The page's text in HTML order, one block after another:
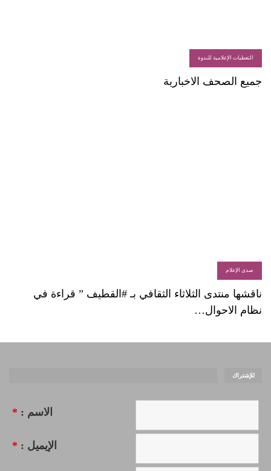
التغطيات الإعلامية للندوة
جميع الصحف الاخبارية
صدى الإعلام
ناقشها منتدى الثلاثاء الثقافي بـ #القطيف ” قراءة في
نظام الاحوال…
للإشتراك
الاسم : *
الإيميل : *